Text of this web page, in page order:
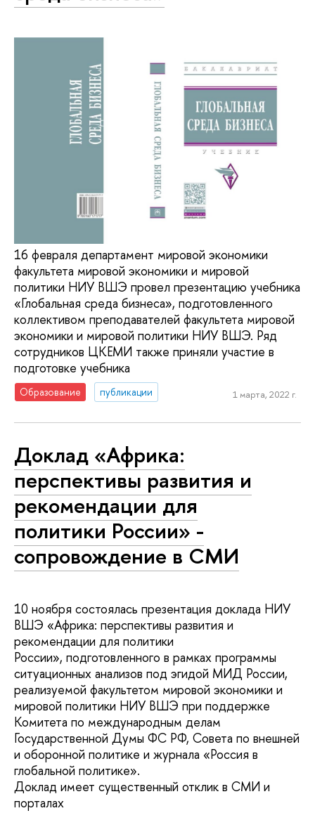
16 февраля департамент мировой экономики
факультета мировой экономики и мировой
политики НИУ ВШЭ провел презентацию учебника
«Глобальная среда бизнеса», подготовленного
коллективом преподавателей факультета мировой
экономики и мировой политики НИУ ВШЭ. Ряд
сотрудников ЦКЕМИ также приняли участие в
подготовке учебника
Образование публикации 1 марта, 2022 г.
Доклад «Африка:
перспективы развития и
рекомендации для
политики России» -
сопровождение в СМИ
10 ноября состоялась презентация доклада НИУ
ВШЭ «Африка: перспективы развития и
рекомендации для политики
России», подготовленного в рамках программы
ситуационных анализов под эгидой МИД России,
реализуемой факультетом мировой экономики и
мировой политики НИУ ВШЭ при поддержке
Комитета по международным делам
Государственной Думы ФС РФ, Совета по внешней
и оборонной политике и журнала «Россия в
глобальной политике».
Доклад имеет существенный отклик в СМИ и
порталах